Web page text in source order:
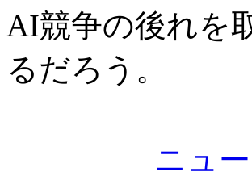
AI競争の後れを
るだろう。
ニュ